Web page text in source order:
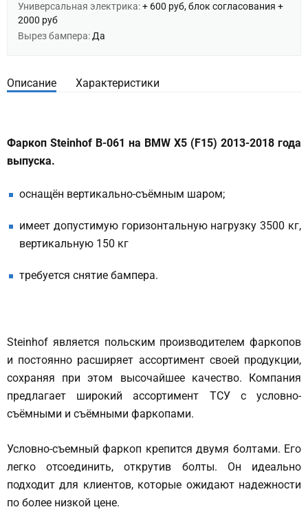
Универсальная электрика:+ 600 руб, блок согласования +
2000 руб
Вырез бампера: Да
Описание Характеристики
Фаркоп Steinhof B-061 на BMW X5 (F15) 2013-2018 года
выпуска.
оснащён вертикально-съёмным шаром;
имеет допустимую горизонтальную нагрузку 3500 кг,
вертикальную 150 кг
требуется снятие бампера.
Steinhof является польским производителем фаркопов
и постоянно расширяет ассортимент своей продукции,
сохраняя при этом высочайшее качество. Компания
предлагает широкий ассортимент ТСУ с условно-
съёмными и съёмными фаркопами.
Условно-съемный фаркоп крепится двумя болтами. Его
легко отсоединить, открутив болты. Он идеально
подходит для клиентов, которые ожидают надежности
по более низкой цене.